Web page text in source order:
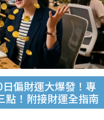
偏財運大爆發！專
點！附接財運全指南